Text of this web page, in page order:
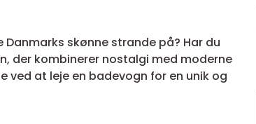
skønne strande på? Har du
der kombinerer nostalgi med moderne
ved at leje en badevogn for en unik og